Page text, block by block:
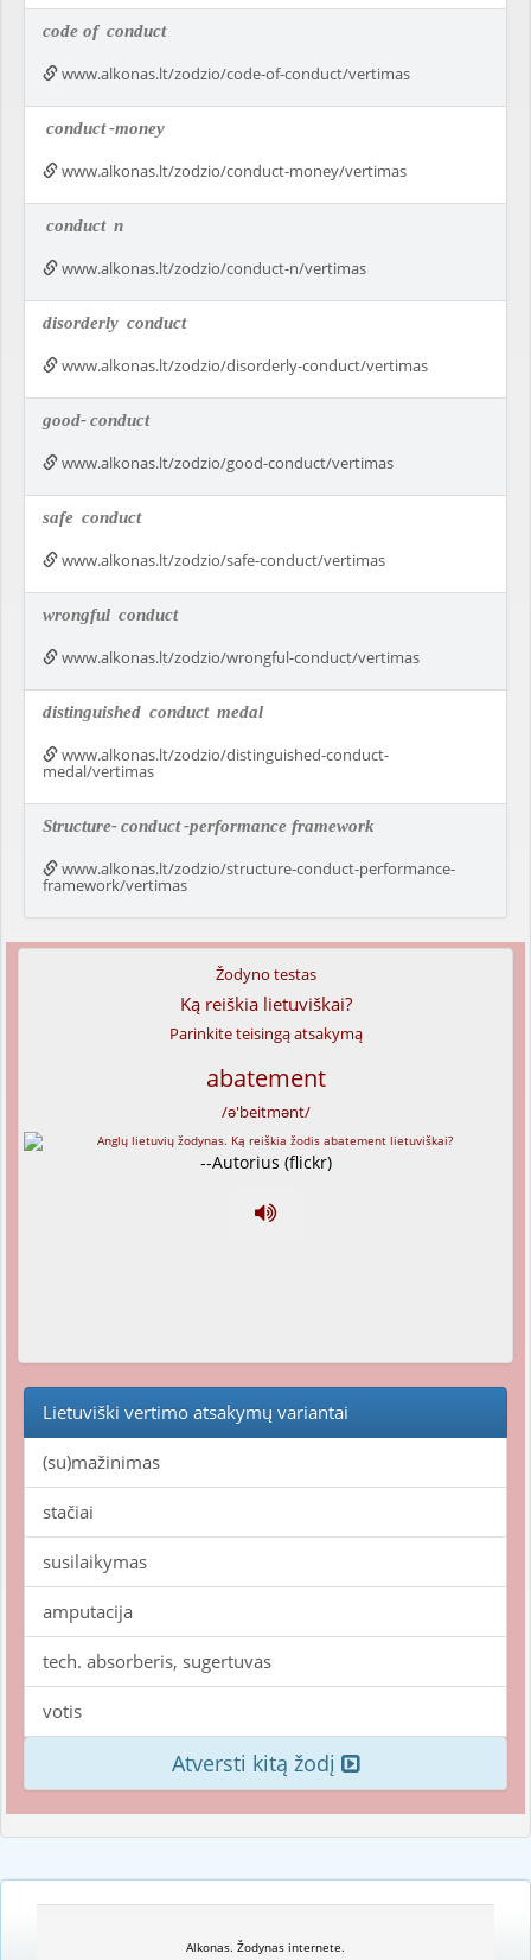
code of conduct
www.alkonas.lt/zodzio/code-of-conduct/vertimas
conduct-money
www.alkonas.lt/zodzio/conduct-money/vertimas
conduct n
www.alkonas.lt/zodzio/conduct-n/vertimas
disorderly conduct
www.alkonas.lt/zodzio/disorderly-conduct/vertimas
good-conduct
www.alkonas.lt/zodzio/good-conduct/vertimas
safe conduct
www.alkonas.lt/zodzio/safe-conduct/vertimas
wrongful conduct
www.alkonas.lt/zodzio/wrongful-conduct/vertimas
distinguished conduct medal
www.alkonas.lt/zodzio/distinguished-conduct-
medal/vertimas
Structure-conduct-performance framework
www.alkonas.lt/zodzio/structure-conduct-performance-
framework/vertimas
Žodyno testas
Ką reiškia lietuviškai?
Parinkite teisingą atsakymą
abatement
/ə'beitmənt/
--Autorius (flickr)
Lietuviški vertimo atsakymų variantai
(su)mažinimas
stačiai
susilaikymas
amputacija
tech. absorberis, sugertuvas
votis
Atversti kitą žodį
Alkonas. Žodynas internete.